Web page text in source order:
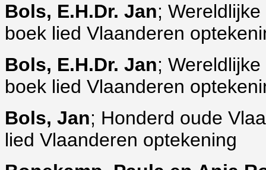
Bols, E.H.Dr. Jan;
boek lied Vlaanderen
Bols, E.H.Dr. Jan;
boek lied Vlaanderen
Bols, Jan; Honderd oude
lied Vlaanderen optekening